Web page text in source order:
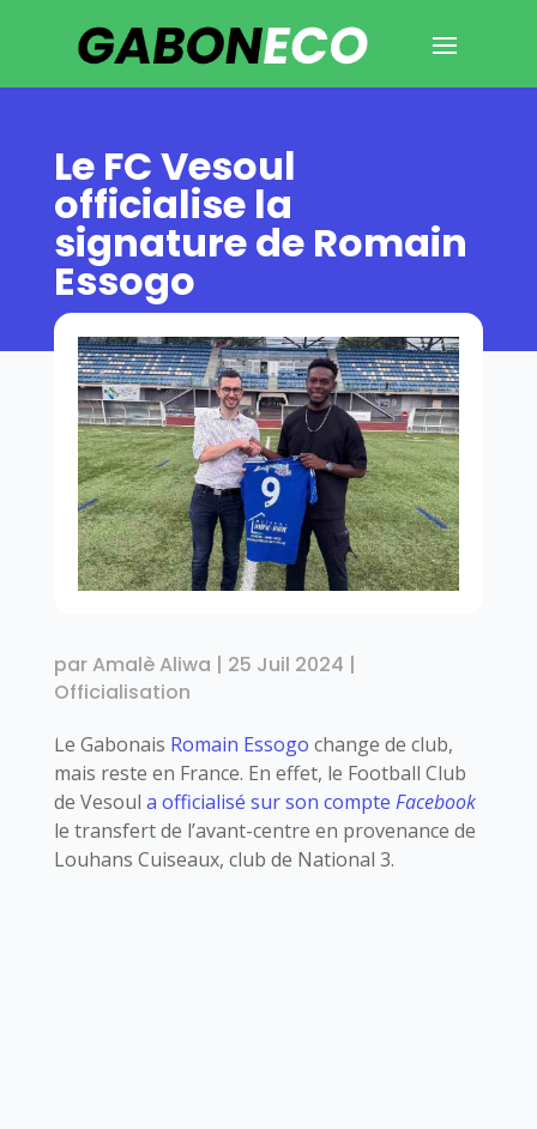
Le FC Vesoul
officialise la
signature de Romain
Essogo
parAmalè Aliwa | 25 Juil 2024 |
Officialisation
Le Gabonais Romain Essogo change de club,
mais reste en France. En effet, le Football Club
de Vesoul a officialisé sur son compte Facebook
le transfert de l’avant-centre en provenance de
Louhans Cuiseaux, club de National 3.